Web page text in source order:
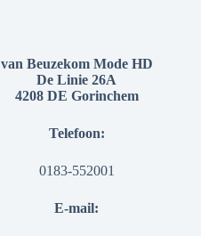
van Beuzekom Mode HD
De Linie 26A
4208 DE Gorinchem
Telefoon:
0183-552001
E-mail: